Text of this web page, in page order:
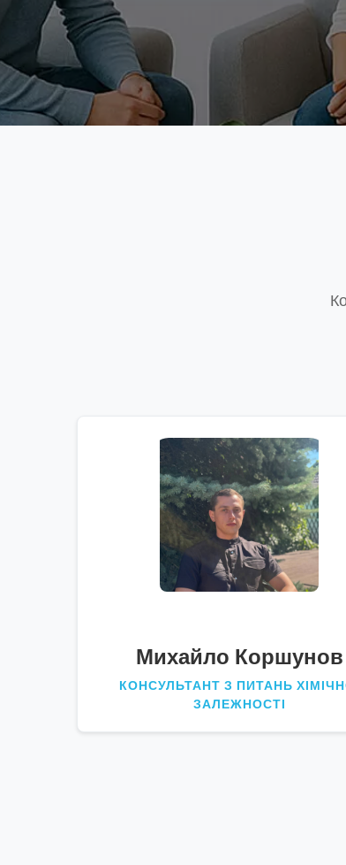
Михайло Коршунов
КОНСУЛЬТАНТ З ПИТАНЬ
ЗАЛЕЖНОСТІ